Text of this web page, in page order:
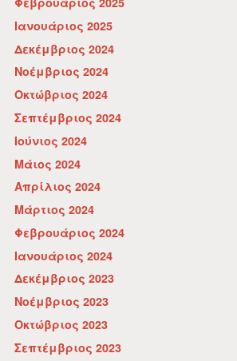
Ιανουάριος 2025
Δεκέμβριος 2024
Νοέμβριος 2024
Οκτώβριος 2024
Σεπτέμβριος 2024
Ιούνιος 2024
Μάιος 2024
Απρίλιος 2024
Μάρτιος 2024
Φεβρουάριος 2024
Ιανουάριος 2024
Δεκέμβριος 2023
Νοέμβριος 2023
Οκτώβριος 2023
Σεπτέμβριος 2023